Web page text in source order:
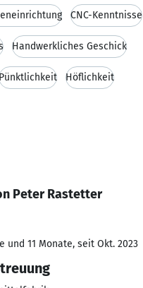
CNC-Kenntnisse
Handwerkliches Geschick
Höflichkeit
Peter Rastetter
und 11 Monate, seit Okt. 2023